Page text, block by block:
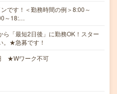
です！＜勤務時間の例＞8:00～
～18:…
「最短2日後」に勤務OK！スター
。★急募です！
★Wワーク不可